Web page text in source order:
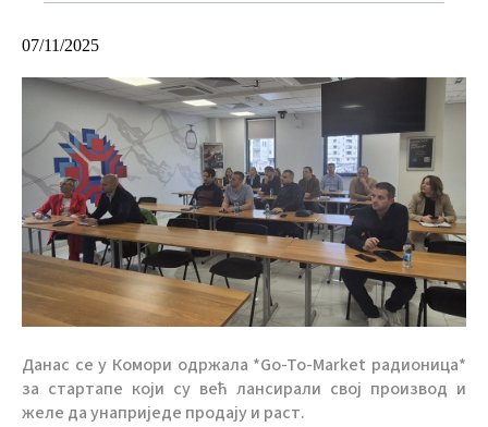
07/11/2025
Данас се у Комори одржала *Go-To-Market радионица*
за стартапе који су већ лансирали свој производ и
желе да унаприједе продају и раст.